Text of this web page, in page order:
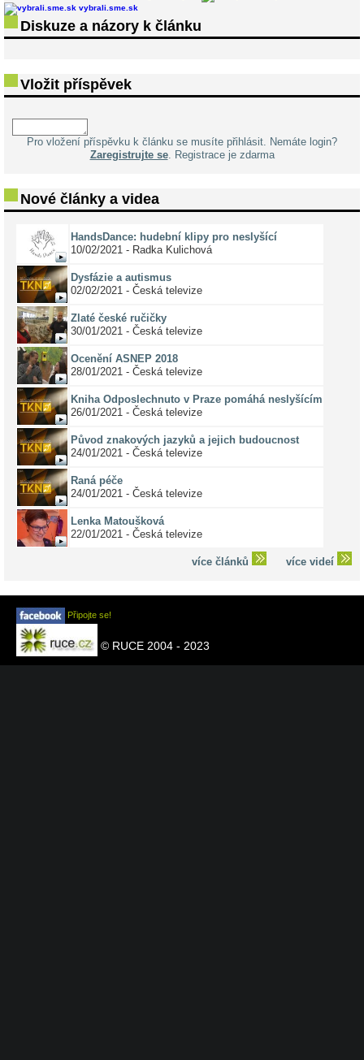
vybrali.sme.sk
Diskuze a názory k článku
Vložit příspěvek
Pro vložení příspěvku k článku se musíte přihlásit. Nemáte login?
Zaregistrujte se. Registrace je zdarma
Nové články a videa
HandsDance: hudební klipy pro neslyšící
10/02/2021 - Radka Kulichová
Dysfázie a autismus
02/02/2021 - Česká televize
Zlaté české ručičky
30/01/2021 - Česká televize
Ocenění ASNEP 2018
28/01/2021 - Česká televize
Kniha Odposlechnuto v Praze pomáhá neslyšícím
26/01/2021 - Česká televize
Původ znakových jazyků a jejich budoucnost
24/01/2021 - Česká televize
Raná péče
24/01/2021 - Česká televize
Lenka Matoušková
22/01/2021 - Česká televize
více článků více videí
Připojte se!
© RUCE 2004 - 2023